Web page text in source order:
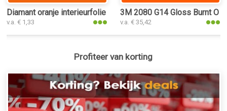
Diamant oranje interieurfolie
v.a. € 1,33
3M 2080 G14 Gloss Burnt
v.a. € 35,42
Profiteer van korting